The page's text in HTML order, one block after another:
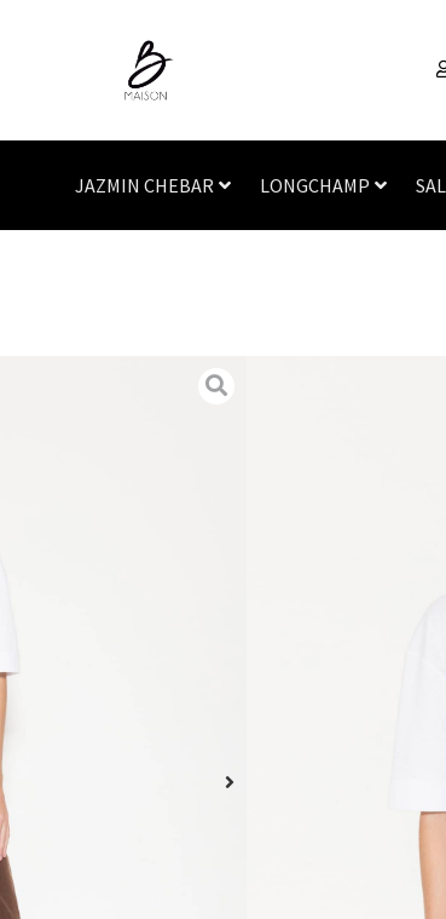
JAZMIN CHEBAR LONGCHAMP
Jazmin
los límites
piezas
Remera
Calce
Obra: afiche
Este producto